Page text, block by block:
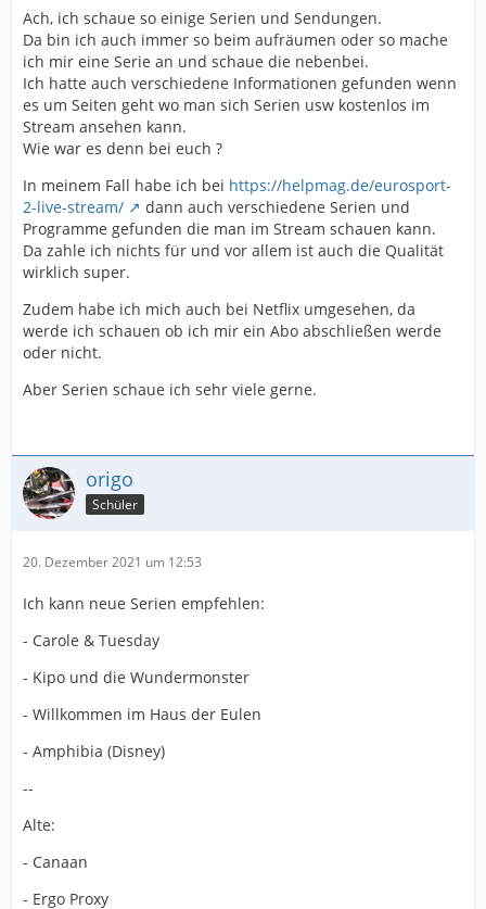
Ach, ich schaue so einige Serien und Sendungen.
Da bin ich auch immer so beim aufräumen oder so mache
ich mir eine Serie an und schaue die nebenbei.
Ich hatte auch verschiedene Informationen gefunden wenn
es um Seiten geht wo man sich Serien usw kostenlos im
Stream ansehen kann.
Wie war es denn bei euch ?
In meinem Fall habe ich bei https://helpmag.de/eurosport-
2-live-stream/
dann auch verschiedene Serien und
Programme gefunden die man im Stream schauen kann.
Da zahle ich nichts für und vor allem ist auch die Qualität
wirklich super.
Zudem habe ich mich auch bei Netflix umgesehen, da
werde ich schauen ob ich mir ein Abo abschließen werde
oder nicht.
Aber Serien schaue ich sehr viele gerne.
origo
Schüler
20. Dezember 2021 um 12:53
Ich kann neue Serien empfehlen:
- Carole & Tuesday
- Kipo und die Wundermonster
- Willkommen im Haus der Eulen
- Amphibia (Disney)
--
Alte:
- Canaan
- Ergo Proxy